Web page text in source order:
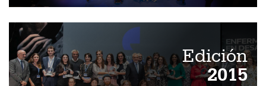
Edición
2015